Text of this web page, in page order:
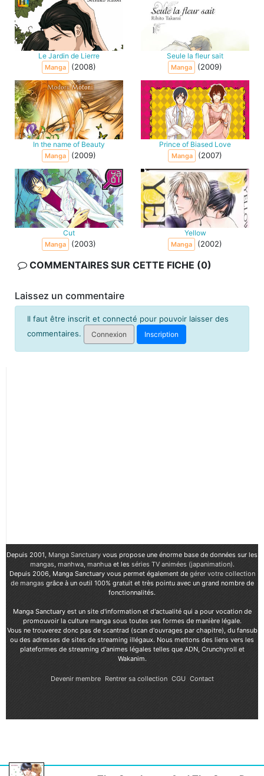
Le Jardin de Lierre
Manga (2008)
Seule la fleur sait
Manga (2009)
In the name of Beauty
Manga (2009)
Prince of Biased Love
Manga (2007)
Cut
Manga (2003)
Yellow
Manga (2002)
COMMENTAIRES SUR CETTE FICHE (0)
Laissez un commentaire
Il faut être inscrit et connecté pour pouvoir laisser des
commentaires.
Connexion Inscription
Depuis 2001, Manga Sanctuary vous propose une énorme base de données sur les
mangas, manhwa, manhuaet les séries TV animées (japanimation).
Depuis 2006, Manga Sanctuary vous permet également de gérer votre collection
de mangasgrâce à un outil 100% gratuit et très pointu avec un grand nombre de
fonctionnalités.
Manga Sanctuary est un site d'information et d'actualité qui a pour vocation de
promouvoir la culture manga sous toutes ses formes de manière légale.
Vous ne trouverez donc pas de scantrad (scan d'ouvrages par chapitre), du fansub
ou des adresses de sites de streaming illégaux. Nous mettons des liens vers les
plateformes de streaming d'animes légales telles que ADN, Crunchyroll et
Wakanim.
Devenir membre Rentrer sa collection CGU Contact